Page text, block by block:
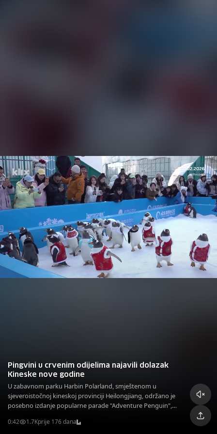
Pingvini u crvenim odijelima najavili dolazak
Kineske nove godine
U zabavnom parku Harbin Polarland, smještenom u
sjeveroistočnoj kineskoj provinciji Heilongjiang, održano je
posebno izdanje popularne parade "Adventure Penguin",
Proljetni festival.
0:42 1.7Kprije 176 dana